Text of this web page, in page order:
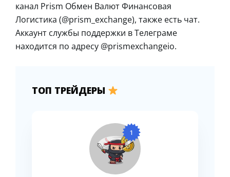
канал Prism Обмен Валют Финансовая
Логистика (@prism_exchange), также есть чат.
Аккаунт службы поддержки в Телеграме
находится по адресу @prismexchangeio.
ТОП ТРЕЙДЕРЫ
1